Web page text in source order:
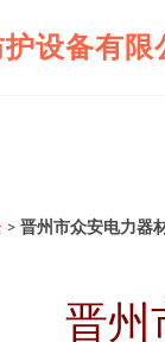
设备有限
> 晋州市众安电力器
晋州